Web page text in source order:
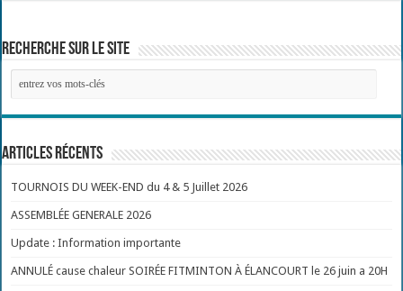
Recherche sur le site
Articles récents
TOURNOIS DU WEEK-END du 4 & 5 Juillet 2026
ASSEMBLÉE GENERALE 2026
Update : Information importante
ANNULÉ cause chaleur SOIRÉE FITMINTON À ÉLANCOURT le 26 juin a 20H